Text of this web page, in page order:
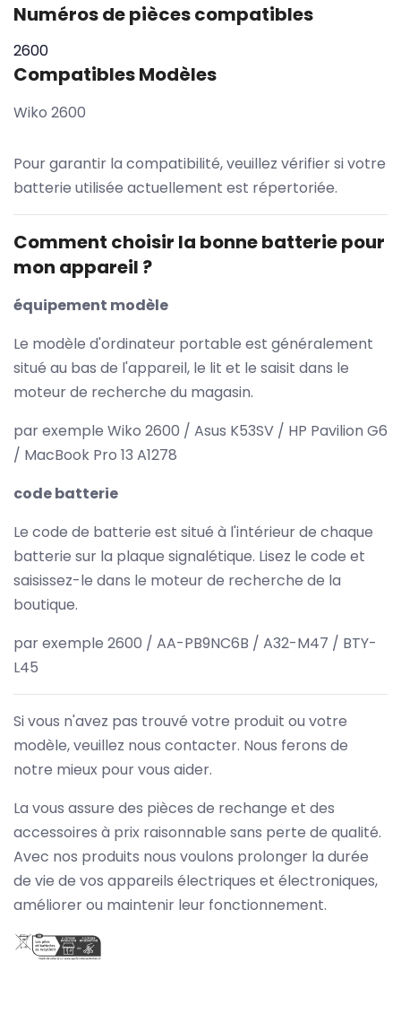
Numéros de pièces compatibles
2600
Compatibles Modèles
Wiko 2600
Pour garantir la compatibilité, veuillez vérifier si votre
batterie utilisée actuellement est répertoriée.
Comment choisir la bonne batterie pour
mon appareil ?
équipement modèle
Le modèle d'ordinateur portable est généralement
situé au bas de l'appareil, le lit et le saisit dans le
moteur de recherche du magasin.
par exemple Wiko 2600 / Asus K53SV / HP Pavilion G6
/ MacBook Pro 13 A1278
code batterie
Le code de batterie est situé à l'intérieur de chaque
batterie sur la plaque signalétique. Lisez le code et
saisissez-le dans le moteur de recherche de la
boutique.
par exemple 2600 / AA-PB9NC6B / A32-M47 / BTY-
L45
Si vous n'avez pas trouvé votre produit ou votre
modèle, veuillez nous contacter. Nous ferons de
notre mieux pour vous aider.
La vous assure des pièces de rechange et des
accessoires à prix raisonnable sans perte de qualité.
Avec nos produits nous voulons prolonger la durée
de vie de vos appareils électriques et électroniques,
améliorer ou maintenir leur fonctionnement.